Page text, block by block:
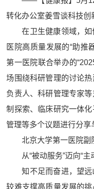
转化办公室姜雪谈科技创
在卫生健康领域，如
医院高质量发展的“助推
第一医院联合举办的
场围绕科研管理的讨论
负责人、科研管理专家
制探索、临床研究一体
管理等多个议题进行分享
北京大学第一医院副
从“被动服务”迈向“主
知不足而奋进，望
较难支撑高质量发展的